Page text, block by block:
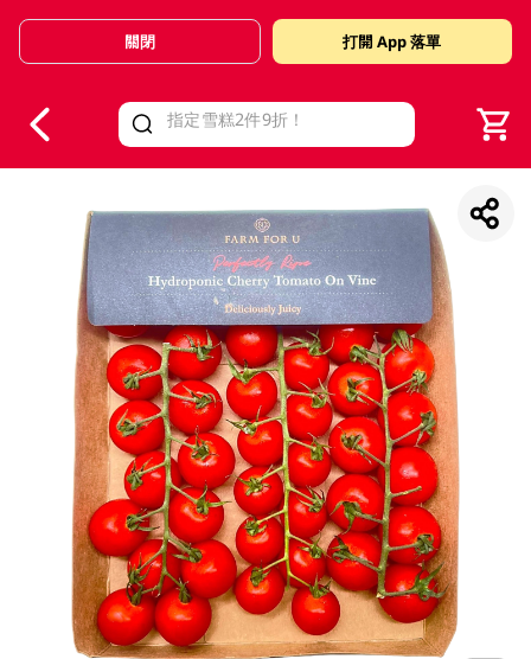
Valid Until 30 June 2026
關閉 打開 App 落單